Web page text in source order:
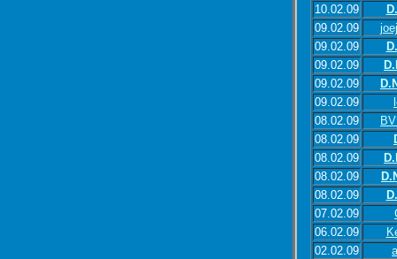
10.02.09
09.02.09
09.02.09
09.02.09
09.02.09
09.02.09
08.02.09
08.02.09
08.02.09
08.02.09
08.02.09
07.02.09
06.02.09
02.02.09